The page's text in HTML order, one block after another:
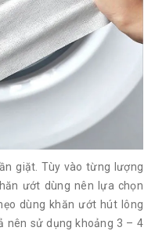
giặt. Tùy vào từng lượng
ướt dùng nên lựa chọn
dùng khăn ướt hút lông
nên sử dụng khoảng 3 – 4